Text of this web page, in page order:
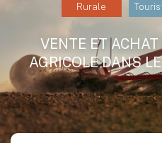
Rurale
VENTE ET
AGRICOLE DANS